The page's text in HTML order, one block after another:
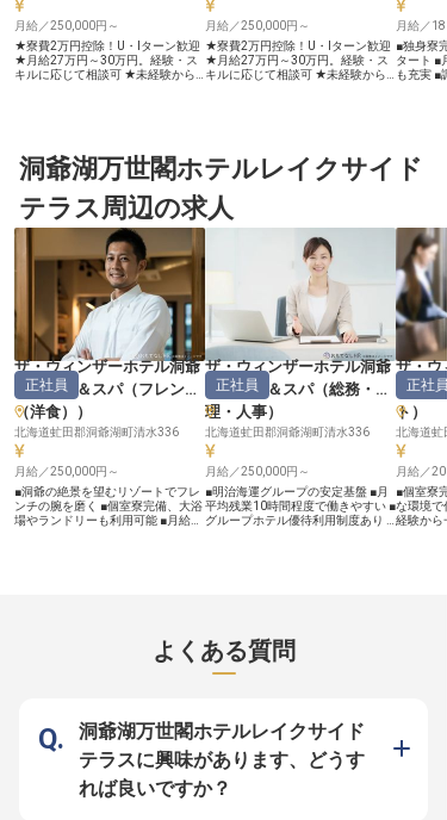
月給／250,000円～
★寮費2万円控除！U・Iターン歓迎
★月給27万円～30万円。経験・ス
キルに応じて相談可 ★未経験から
かな自然に包まれた温泉地で、ホテ
ル内レストランの調理スタッフを募
海の幸・山の幸を活かした料理を、
ご宿泊のお客様にご提供する仕事で
す。調理補助からスタートし、副料
理長・料理長候補までステップアッ
プできるキャリアパスを用意。経験
豊富な方は、ご経験に応じてポジシ
ョン・待遇を柔軟にご相談可能で
ト体制抜群＞ 1998年に不動産仲介
から始め、今ではホテルやマンショ
ン、飲食と幅広く事業を展開してい
る「リブマックスグループ」。安定
基盤をもつ当社ならではの好待遇を
ご用意しています。社員寮は2万円
控除（水道・光熱費のみ自己負
担）！過度な残業を抑制する体制も
力を入れているため、心にゆとりを
持って料理と向き合うことができま
す。幅広いスキルを身に付けて、充
実した昇給・昇格・キャリアアップ
制度で思う存分成長してください！
月給／250,000円～
★寮費2万円控除！U・Iターン歓迎
★月給27万円～30万円。経験・ス
キルに応じて相談可 ★未経験から
隣接する広大な敷地に建つリゾート
ホテルで、館内レストランの調理ス
な海産物・山の幸を活かした料理
を、ご宿泊のお客様にご提供する仕
事です。調理補助からスタートし、
副料理長候補までステップアップで
きるキャリアパスを用意していま
す。経験豊富な方は、ご経験に応じ
てポジション・待遇を柔軟にご相談
可能です。 ＜安定企業ならでは！
サポート体制抜群＞ 1998年に不動
産仲介から始め、今ではホテルやマ
ンション、飲食と幅広く事業を展開
している「リブマックスグルー
プ」。安定基盤をもつ当社ならでは
の好待遇をご用意しています。社員
寮は2万円控除（水道・光熱費のみ
自己負担）！過度な残業を抑制する
体制も力を入れているため、心にゆ
とりを持って料理と向き合うことが
できます。幅広いスキルを身に付け
て、充実した昇給・昇格・キャリア
アップ制度で思う存分成長してくだ
さい！
月給／
■独身寮
タート ■
も充実 ■
す。 厳
一皿に
おもてな
あなた
って忘
ます。 ーー【安心して長く働ける
環境と
180,000
勤手当や
ど、充実
サポー
ており、
す。週休
あり、
ら働け
なるスキ
で、あな
ましょ
の情報で
洞爺湖万世閣ホテルレイクサイド
テラス周辺の求人
ザ・ウィンザーホテル洞爺
リゾート＆スパ（フレンチ
（洋食）
）
正社員
北海道虻田郡洞爺湖町清水336
月給／250,000円～
■洞爺の絶景を望むリゾートでフレ
ンチの腕を磨く ■個室寮完備、大浴
場やランドリーも利用可能 ■月給
活かした食材と、洗練されたフレン
チの技で、国内外から訪れるお客様
かち合いましょう。 ーー【安心の
環境でキャリアを築く】 当ホテル
では、従業員が安心して長く働ける
環境を大切にしています。個室寮を
完備しており、トイレやシャワーは
もちろん、大浴場やコインランドリ
ザ・ウィンザーホテル洞爺
リゾート＆スパ（総務・経
理・人事）
正社員
北海道虻田郡洞爺湖町清水336
月給／250,000円～
■明治海運グループの安定基盤 ■月
平均残業10時間程度で働きやすい ■
グループホテル優待利用制度あり ■
総務・人事のプロフェッショナルと
して活躍していただきます。労務関
連書類の作成や給与計算など、ホテ
てなしの心を持つスタッフたちと共
に、上質なサービスの基盤を作りま
せんか？ ーー【あなたのキャリア
が輝く、安定と成長の環境】 管理
だからこそ、働きやすい環境をご用
ザ・ウ
リゾー
ト ）
正社員
北海道虻
月給／
■個室寮
な環境で
経験から
す。 お
よくある質問
洞爺湖万世閣ホテルレイクサイド
テラスに興味があります、どうす
れば良いですか？